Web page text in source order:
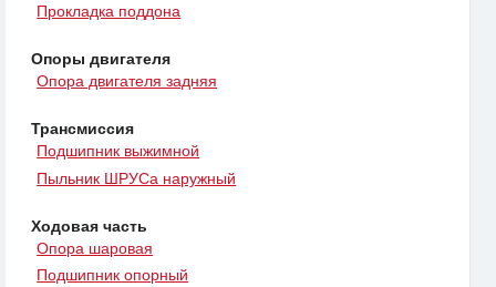
Прокладка поддона
Опоры двигателя
Опора двигателя задняя
Трансмиссия
Подшипник выжимной
Пыльник ШРУСа наружный
Ходовая часть
Опора шаровая
Подшипник опорный